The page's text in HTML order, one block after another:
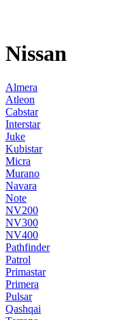
Nissan
Almera
Atleon
Cabstar
Interstar
Juke
Kubistar
Micra
Murano
Navara
Note
NV200
NV300
NV400
Pathfinder
Patrol
Primastar
Primera
Pulsar
Qashqai